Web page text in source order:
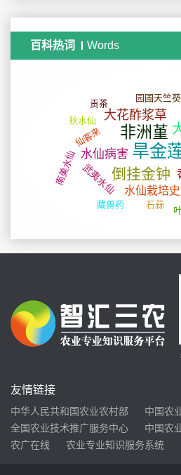
百科热词 Words
友情链接
中华人民共和国农业农村部
中国农
全国农业技术推广服务中心
中国农
农广在线
农业专业知识服务系统